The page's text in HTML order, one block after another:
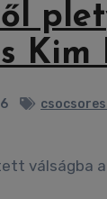
Kim
válságba